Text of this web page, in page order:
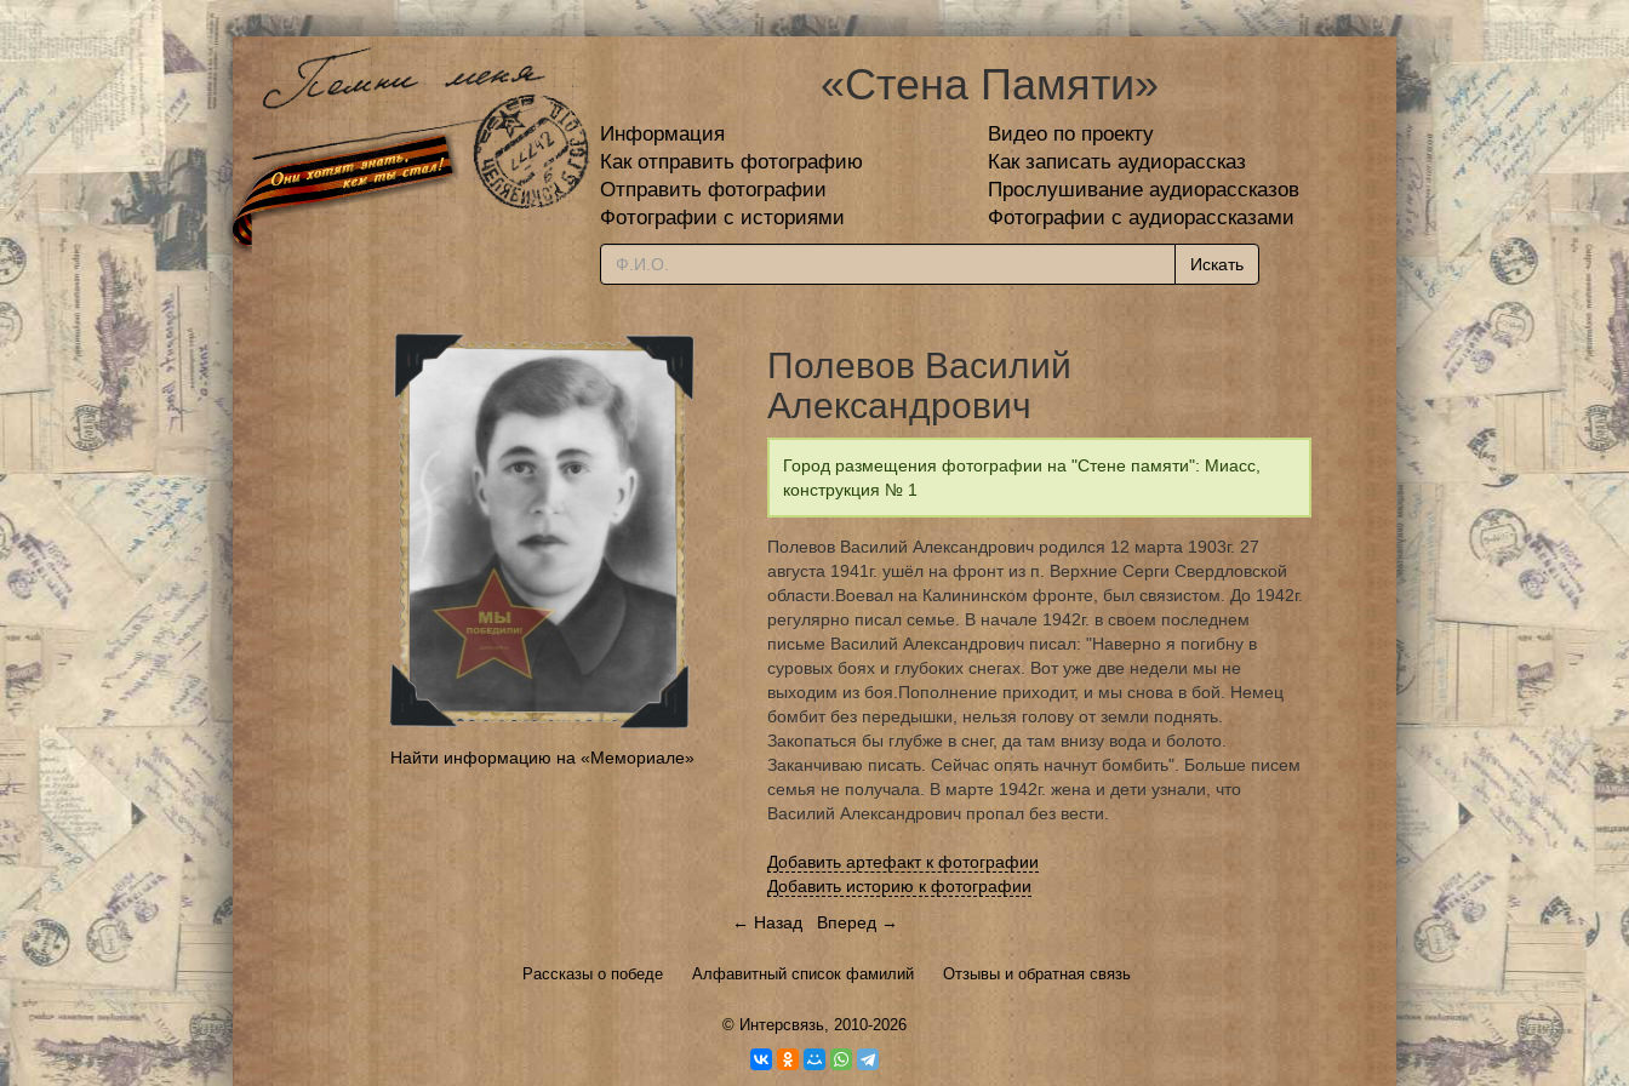
«Стена Памяти»
Информация
Видео по проекту
Как отправить фотографию
Как записать аудиорассказ
Отправить фотографии
Прослушивание аудиорассказов
Фотографии с историями
Фотографии с аудиорассказами
Найти информацию на «Мемориале»
Полевов Василий
Александрович
Город размещения фотографии на "Стене памяти": Миасс,
конструкция № 1
Полевов Василий Александрович родился 12 марта 1903г. 27
августа 1941г. ушёл на фронт из п. Верхние Серги Свердловской
области.Воевал на Калининском фронте, был связистом. До 1942г.
регулярно писал семье. В начале 1942г. в своем последнем
письме Василий Александрович писал: "Наверно я погибну в
суровых боях и глубоких снегах. Вот уже две недели мы не
выходим из боя.Пополнение приходит, и мы снова в бой. Немец
бомбит без передышки, нельзя голову от земли поднять.
Закопаться бы глубже в снег, да там внизу вода и болото.
Заканчиваю писать. Сейчас опять начнут бомбить". Больше писем
семья не получала. В марте 1942г. жена и дети узнали, что
Василий Александрович пропал без вести.
Добавить артефакт к фотографии
Добавить историю к фотографии
← Назад
Вперед →
Рассказы о победе Алфавитный список фамилий Отзывы и обратная связь
© Интерсвязь, 2010-2026